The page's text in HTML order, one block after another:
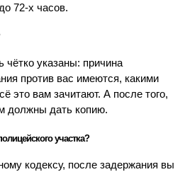
72-х часов.
указаны: причина
против вас имеются, какими
это вам зачитают. А после того,
должны дать копию.
участка?
кодексу, после задержания вы